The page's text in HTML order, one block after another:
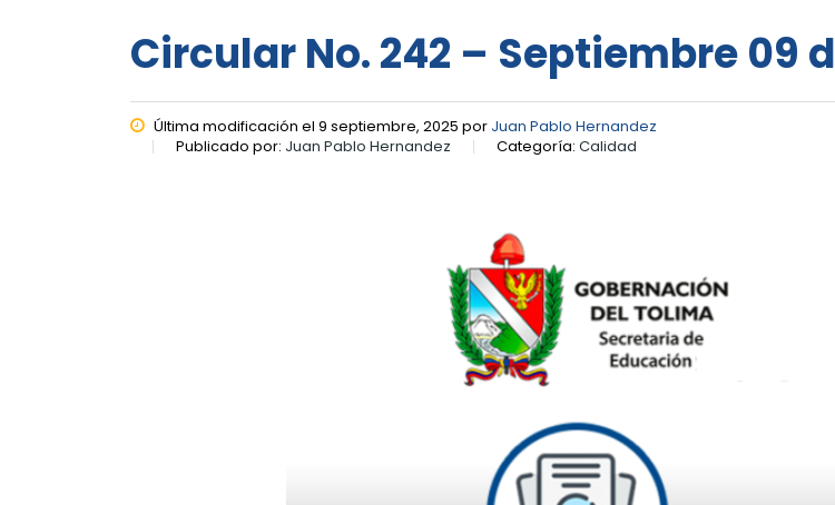
Circular No. 242 – Septiembre 09
Última modificación el 9 septiembre, 2025 por Juan Pablo Hernandez
Publicado por: Juan Pablo Hernandez Categoría: Calidad